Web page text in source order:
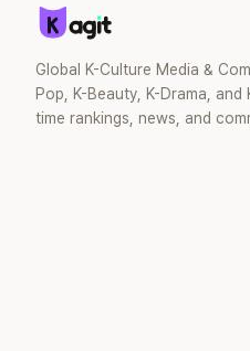
去」的直率性格。其實她過去
節目《脫掉鞋子恢單4Men》
重提這段至今仍被粉絲視為
的事件。 回顧李智惠的演藝
1998 年以混聲團體 S#arp
Global K-Culture Media &
Pop, K-Beauty, K-Drama,
time rankings, news, and